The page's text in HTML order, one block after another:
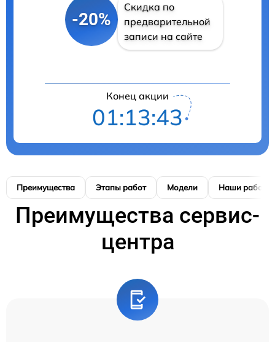
-20%
Скидка по
предварительной
записи на сайте
Конец акции
01:13:42
Преимущества Этапы работ Модели Наши работы
Преимущества сервис-
центра